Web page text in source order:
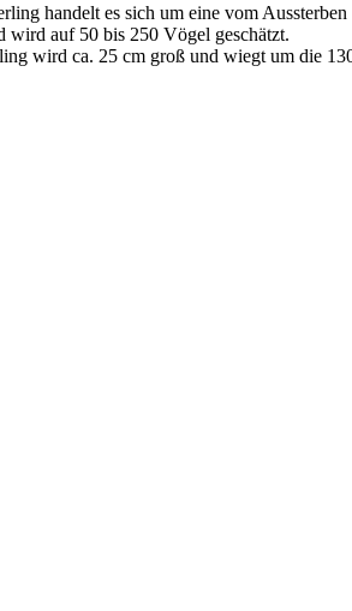
handelt es sich um eine vom
wird auf 50 bis 250 Vögel geschätzt.
wird ca. 25 cm groß und wiegt um die